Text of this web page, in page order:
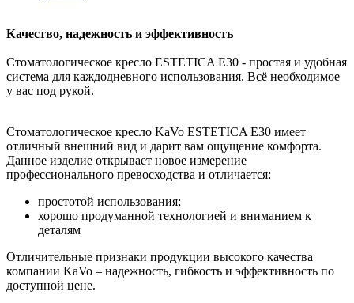
Качество, надежность и эффективность
Стоматологическое кресло ESTETICA E30 - простая и удобная
система для каждодневного использования. Всё необходимое
у вас под рукой.
Стоматологическое кресло KaVo ESTETICA E30 имеет
отличный внешний вид и дарит вам ощущение комфорта.
Данное изделие открывает новое измерение
профессионального превосходства и отличается:
простотой использования;
хорошо продуманной технологией и вниманием к
деталям
Отличительные признаки продукции высокого качества
компании KaVo – надежность, гибкость и эффективность по
доступной цене.